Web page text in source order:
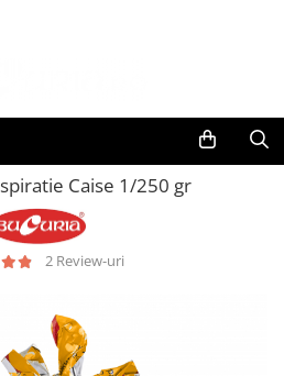
Caise 1/250 gr
2 Review-uri